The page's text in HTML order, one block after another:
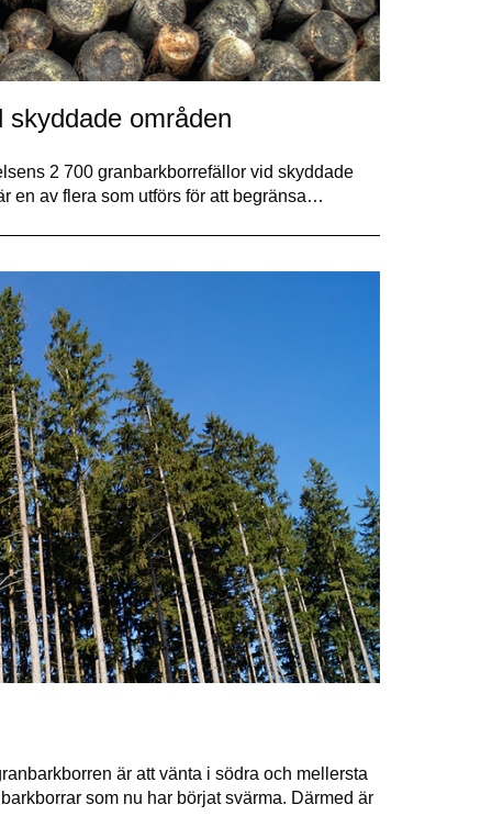
områden
2 700 granbarkborrefällor vid skyddade
en av flera som utförs för att begränsa…
är att vänta i södra och mellersta
som nu har börjat svärma. Därmed är